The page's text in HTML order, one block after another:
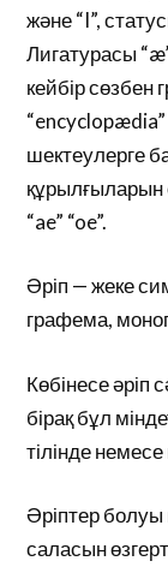
және “I”,
Лигатурасы
кейбір сөзбен
шектеулерге
құрылғыларын
“ae” “oe”.
Әріп — жеке
графема,
Көбінесе әріп
бірақ бұл
тілінде
Әріптер
саласын